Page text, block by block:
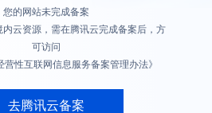
您的网站未完成备案
云资源，需在腾讯云完成备案后，方
可访问
营性互联网信息服务备案管理办法》
去腾讯云备案